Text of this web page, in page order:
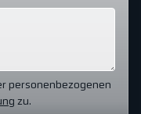
personenbezogenen
zu.